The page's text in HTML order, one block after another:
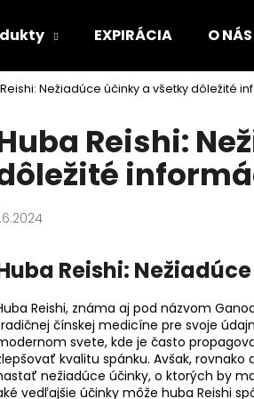
EXPIRÁCIA O NÁS
Nežiadúce účinky a všetky dôležité
Reishi:
Reishi:
Reishi, známa aj pod názvom
čínskej medicíne pre svoje
svete, kde je často
kvalitu spánku. Avšak,
nežiadúce účinky, o ktorých by
vedľajšie účinky môže huba Reishi
Čo potrebujete nájsť?